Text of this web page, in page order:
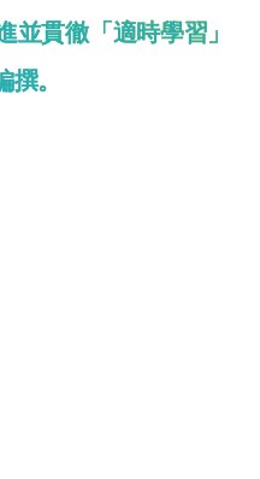
並貫徹「適時學習」
撰。